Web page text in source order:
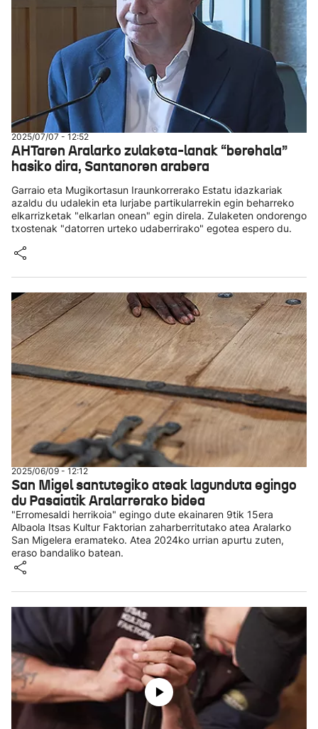
2025/07/07 - 12:52
AHTaren Aralarko zulaketa-lanak “berehala”
hasiko dira, Santanoren arabera
Garraio eta Mugikortasun Iraunkorrerako Estatu idazkariak
azaldu du udalekin eta lurjabe partikularrekin egin beharreko
elkarrizketak "elkarlan onean" egin direla. Zulaketen ondorengo
txostenak "datorren urteko udaberrirako" egotea espero du.
2025/06/09 - 12:12
San Migel santutegiko ateak lagunduta egingo
du Pasaiatik Aralarrerako bidea
"Erromesaldi herrikoia" egingo dute ekainaren 9tik 15era
Albaola Itsas Kultur Faktorian zaharberritutako atea Aralarko
San Migelera eramateko. Atea 2024ko urrian apurtu zuten,
eraso bandaliko batean.